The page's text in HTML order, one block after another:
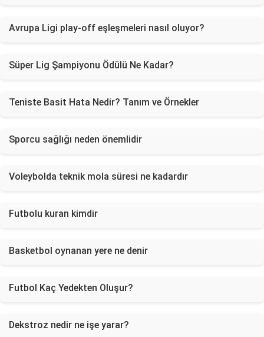
Avrupa Ligi play-off eşleşmeleri nasıl oluyor?
Süper Lig Şampiyonu Ödülü Ne Kadar?
Teniste Basit Hata Nedir? Tanım ve Örnekler
Sporcu sağlığı neden önemlidir
Voleybolda teknik mola süresi ne kadardır
Futbolu kuran kimdir
Basketbol oynanan yere ne denir
Futbol Kaç Yedekten Oluşur?
Dekstroz nedir ne işe yarar?